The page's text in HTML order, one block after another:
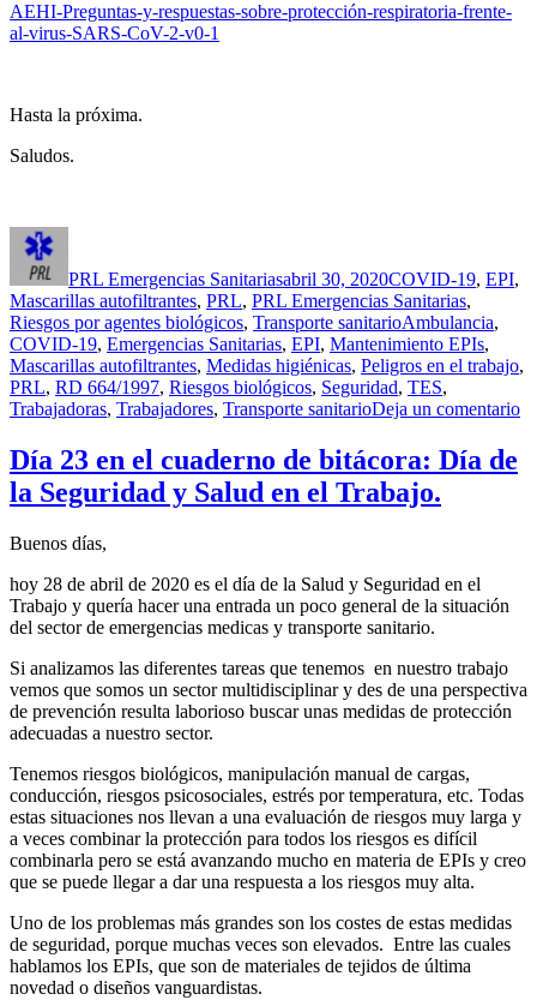
AEHI-Preguntas-y-respuestas-sobre-protección-respiratoria-frente-
al-virus-SARS-CoV-2-v0-1
Hasta la próxima.
Saludos.
PRL Emergencias Sanitariasabril 30, 2020COVID-19, EPI,
Mascarillas autofiltrantes, PRL, PRL Emergencias Sanitarias,
Riesgos por agentes biológicos, Transporte sanitarioEtiquetas
Ambulancia,
COVID-19, Emergencias Sanitarias, EPI, Mantenimiento EPIs,
Mascarillas autofiltrantes, Medidas higiénicas, Peligros en el trabajo,
PRL, RD 664/1997, Riesgos biológicos, Seguridad, TES,
Trabajadoras, Trabajadores, Transporte sanitarioDeja un comentarioen
de
Día 23 en el cuaderno de bitácora: Día de
la Seguridad y Salud en el Trabajo.
Buenos días,
hoy 28 de abril de 2020 es el día de la Salud y Seguridad en el
Trabajo y quería hacer una entrada un poco general de la situación
del sector de emergencias medicas y transporte sanitario.
Si analizamos las diferentes tareas que tenemos en nuestro trabajo
vemos que somos un sector multidisciplinar y des de una perspectiva
de prevención resulta laborioso buscar unas medidas de protección
adecuadas a nuestro sector.
Tenemos riesgos biológicos, manipulación manual de cargas,
conducción, riesgos psicosociales, estrés por temperatura, etc. Todas
estas situaciones nos llevan a una evaluación de riesgos muy larga y
a veces combinar la protección para todos los riesgos es difícil
combinarla pero se está avanzando mucho en materia de EPIs y creo
que se puede llegar a dar una respuesta a los riesgos muy alta.
Uno de los problemas más grandes son los costes de estas medidas
de seguridad, porque muchas veces son elevados. Entre las cuales
hablamos los EPIs, que son de materiales de tejidos de última
novedad o diseños vanguardistas.